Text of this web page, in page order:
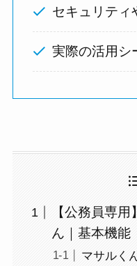
セキュリティ
実際の活用シ
【公務員専
ん｜基本機能
マサルく